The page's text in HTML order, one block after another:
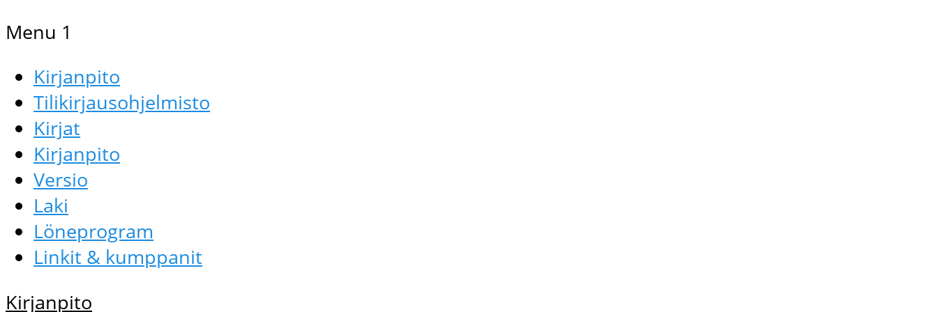
Menu 1
Kirjanpito
Tilikirjausohjelmisto
Kirjat
Kirjanpito
Versio
Laki
Löneprogram
Linkit & kumppanit
Kirjanpito